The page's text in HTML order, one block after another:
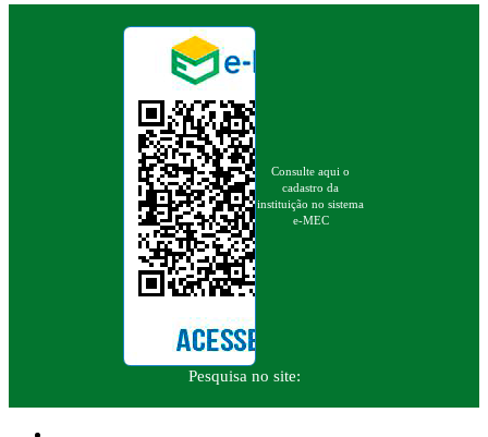
Consulte aqui o
cadastro da
instituição no sistema
e-MEC
Pesquisa no site: